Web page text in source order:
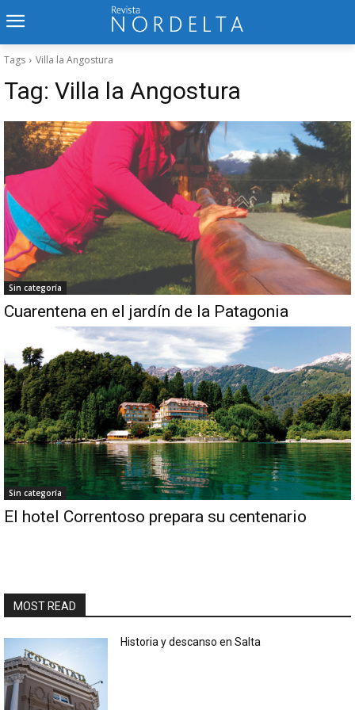
Tags Villa la Angostura
Tag: Villa la Angostura
Sin categoría
Cuarentena en el jardín de la Patagonia
Sin categoría
El hotel Correntoso prepara su centenario
MOST READ
Historia y descanso en Salta